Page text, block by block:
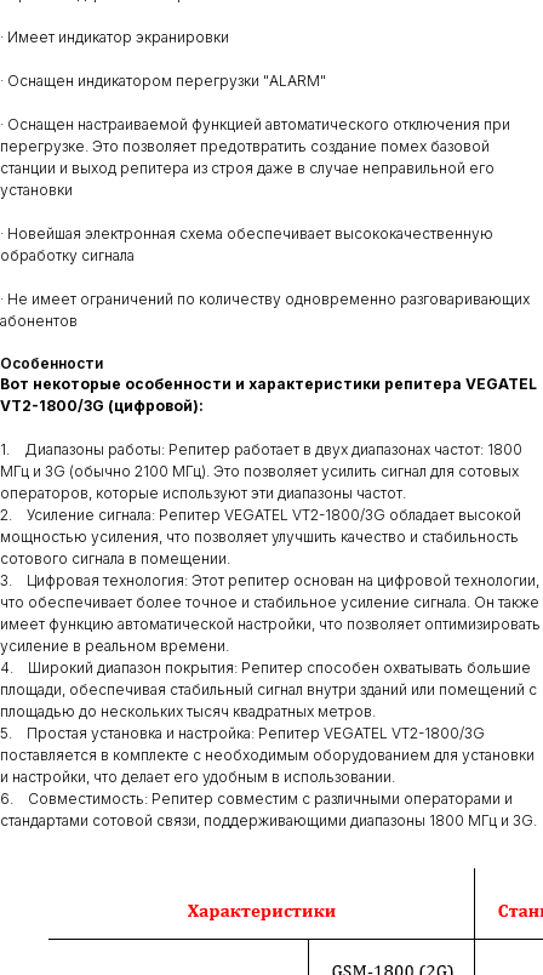
· Имеет индикатор экранировки
· Оснащен индикатором перегрузки "ALARM"
· Оснащен настраиваемой функцией автоматического отключения при
перегрузке. Это позволяет предотвратить создание помех базовой
станции и выход репитера из строя даже в случае неправильной его
установки
· Новейшая электронная схема обеспечивает высококачественную
обработку сигнала
· Не имеет ограничений по количеству одновременно разговаривающих
абонентов
Особенности
Вот некоторые особенности и характеристики репитера VEGATEL
VT2-1800/3G (цифровой):
1. Диапазоны работы: Репитер работает в двух диапазонах частот: 1800
МГц и 3G (обычно 2100 МГц). Это позволяет усилить сигнал для сотовых
операторов, которые используют эти диапазоны частот.
2. Усиление сигнала: Репитер VEGATEL VT2-1800/3G обладает высокой
мощностью усиления, что позволяет улучшить качество и стабильность
сотового сигнала в помещении.
3. Цифровая технология: Этот репитер основан на цифровой технологии,
что обеспечивает более точное и стабильное усиление сигнала. Он также
имеет функцию автоматической настройки, что позволяет оптимизировать
усиление в реальном времени.
4. Широкий диапазон покрытия: Репитер способен охватывать большие
площади, обеспечивая стабильный сигнал внутри зданий или помещений с
площадью до нескольких тысяч квадратных метров.
5. Простая установка и настройка: Репитер VEGATEL VT2-1800/3G
поставляется в комплекте с необходимым оборудованием для установки
и настройки, что делает его удобным в использовании.
6. Совместимость: Репитер совместим с различными операторами и
стандартами сотовой связи, поддерживающими диапазоны 1800 МГц и 3G.